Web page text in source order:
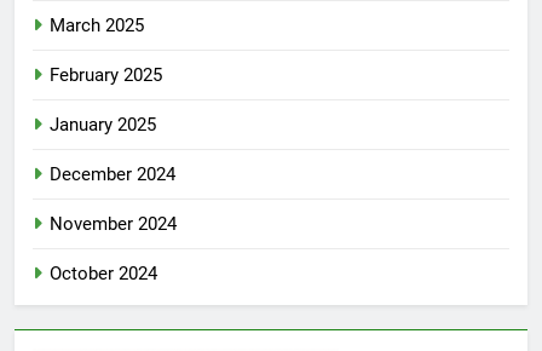
March 2025
February 2025
January 2025
December 2024
November 2024
October 2024